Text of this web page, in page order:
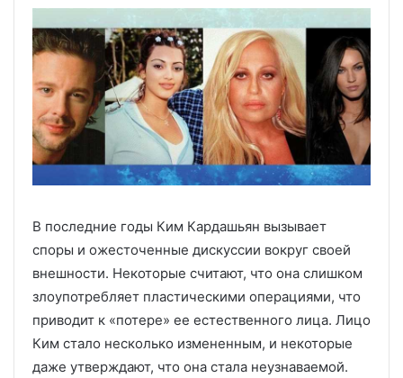
В последние годы Ким Кардашьян вызывает
споры и ожесточенные дискуссии вокруг своей
внешности. Некоторые считают, что она слишком
злоупотребляет пластическими операциями, что
приводит к «потере» ее естественного лица. Лицо
Ким стало несколько измененным, и некоторые
даже утверждают, что она стала неузнаваемой.